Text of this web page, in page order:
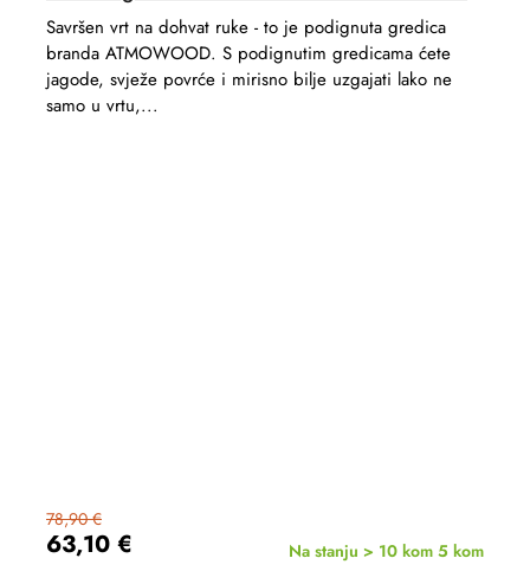
63,10 €
78,90 €
Na stanju > 10 kom 5 kom
Savršen vrt na dohvat ruke - to je podignuta gredica
branda ATMOWOOD. S podignutim gredicama ćete
jagode, svježe povrće i mirisno bilje uzgajati lako ne
samo u vrtu,...